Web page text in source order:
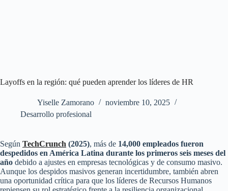
Layoffs en la región: qué pueden aprender los líderes de HR
Yiselle Zamorano
noviembre 10, 2025
Desarrollo profesional
Según TechCrunch (2025), más de 14,000 empleados fueron
despedidos en América Latina durante los primeros seis meses del
año debido a ajustes en empresas tecnológicas y de consumo masivo.
Aunque los despidos masivos generan incertidumbre, también abren
una oportunidad crítica para que los líderes de Recursos Humanos